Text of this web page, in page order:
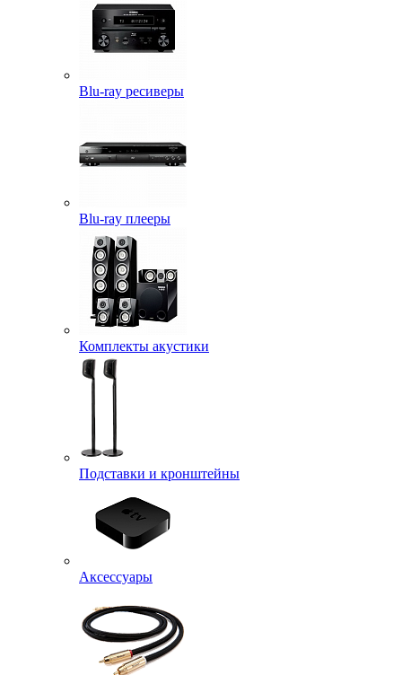
Blu-ray ресиверы
Blu-ray плееры
Комплекты акустики
Подставки и кронштейны
Аксессуары